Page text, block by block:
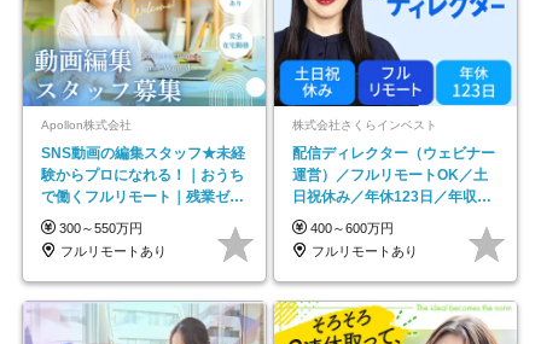
Apollon株式会社
SNS動画の編集スタッフ★未経
験からプロになれる！｜おうち
で働くフルリモート｜残業ゼロ
で18時退勤◎
300～550万円
フルリモートあり
株式会社さくらインベスト
配信ディレクター（ウェビナー
運営）／フルリモートOK／土
日祝休み／年休123日／年収
600万円可
400～600万円
フルリモートあり